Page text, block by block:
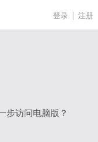
登录 注册
步访问电脑版？